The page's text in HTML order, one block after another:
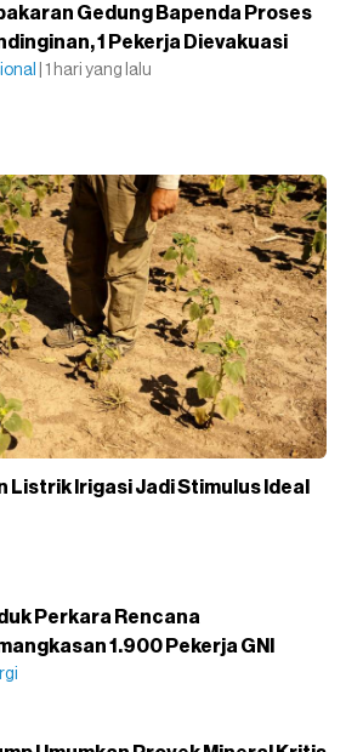
Gedung Bapenda Proses
1 Pekerja Dievakuasi
| 1 hari yang lalu
Listrik Irigasi Jadi Stimulus Ideal
Perkara Rencana
1.900 Pekerja GNI